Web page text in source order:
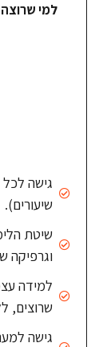
למי
שיעורים).
שיטת
וגרפיקה
למידה
שרוצים,
גישה